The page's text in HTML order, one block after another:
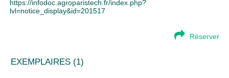
https://infodoc.agroparistech.fr/index.php?
lvl=notice_display&id=201517
Réserver
EXEMPLAIRES (1)